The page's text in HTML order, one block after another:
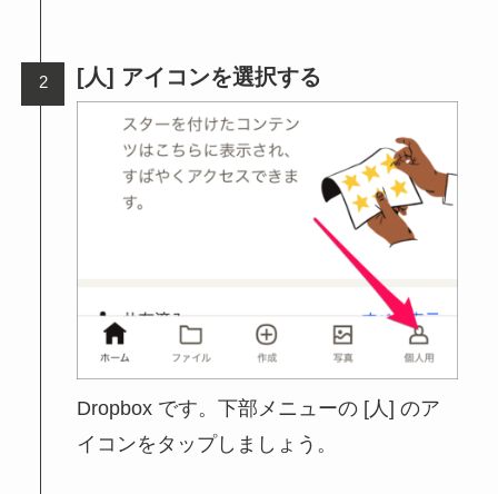
[人] アイコンを選択する
Dropbox です。下部メニューの [人] のア
イコンをタップしましょう。